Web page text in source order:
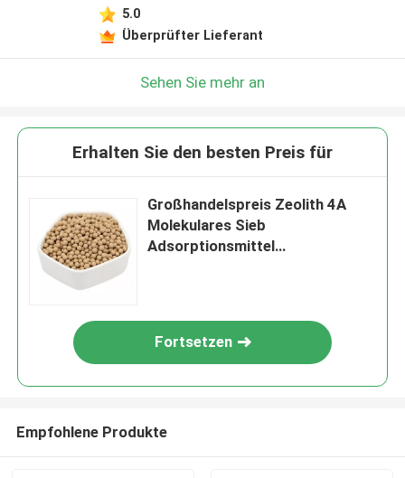
5.0
Überprüfter Lieferant
Sehen Sie mehr an
Erhalten Sie den besten Preis für
Großhandelspreis Zeolith 4A
Molekulares Sieb
Adsorptionsmittel
Fortsetzen
Empfohlene Produkte